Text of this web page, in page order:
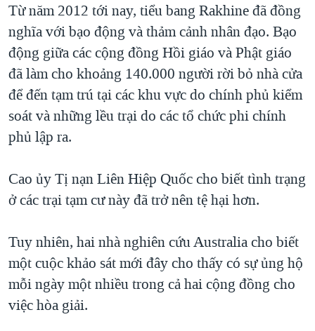
Từ năm 2012 tới nay, tiểu bang Rakhine đã đồng
nghĩa với bạo động và thảm cảnh nhân đạo. Bạo
động giữa các cộng đồng Hồi giáo và Phật giáo
đã làm cho khoảng 140.000 người rời bỏ nhà cửa
để đến tạm trú tại các khu vực do chính phủ kiểm
soát và những lều trại do các tổ chức phi chính
phủ lập ra.
Cao ủy Tị nạn Liên Hiệp Quốc cho biết tình trạng
ở các trại tạm cư này đã trở nên tệ hại hơn.
Tuy nhiên, hai nhà nghiên cứu Australia cho biết
một cuộc khảo sát mới đây cho thấy có sự ủng hộ
mỗi ngày một nhiều trong cả hai cộng đồng cho
việc hòa giải.